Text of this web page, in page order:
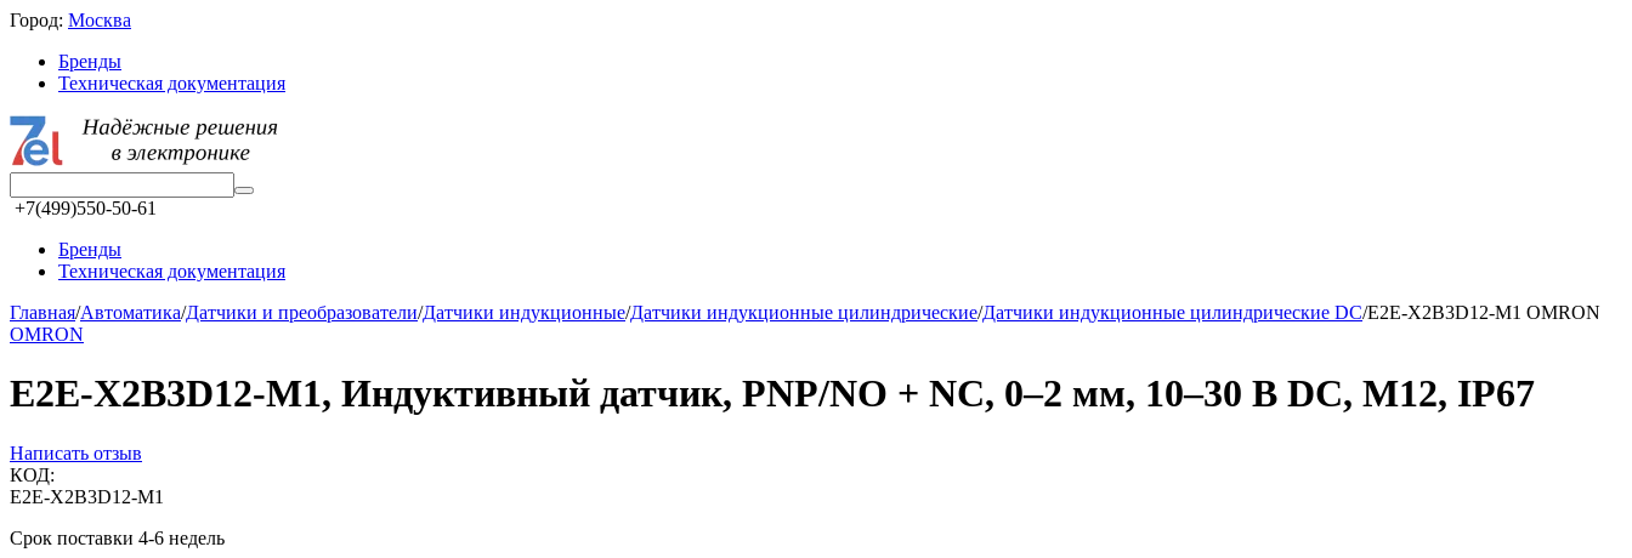
Город: Москва
Бренды
Техническая документация
+7(499)550-50-61
Бренды
Техническая документация
Главная/Автоматика/Датчики и преобразователи/Датчики индукционные/Датчики индукционные цилиндрические/Датчики индукционные цилиндрические DC/E2E-X2B3D12-M1 OMRON
OMRON
E2E-X2B3D12-M1, Индуктивный датчик, PNP/NO + NC, 0–2 мм, 10–30 В DC, М12, IP67
Написать отзыв
КОД:
E2E-X2B3D12-M1
Срок поставки 4-6 недель